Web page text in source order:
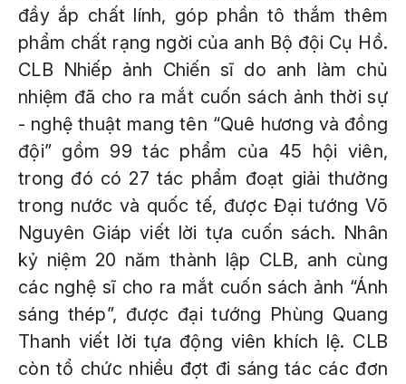
đầy ắp chất lính, góp phần tô thắm thêm
phẩm chất rạng ngời của anh Bộ đội Cụ Hồ.
CLB Nhiếp ảnh Chiến sĩ do anh làm chủ
nhiệm đã cho ra mắt cuốn sách ảnh thời sự
- nghệ thuật mang tên “Quê hương và đồng
đội” gồm 99 tác phẩm của 45 hội viên,
trong đó có 27 tác phẩm đoạt giải thưởng
trong nước và quốc tế, được Đại tướng Võ
Nguyên Giáp viết lời tựa cuốn sách. Nhân
kỷ niệm 20 năm thành lập CLB, anh cùng
các nghệ sĩ cho ra mắt cuốn sách ảnh “Ánh
sáng thép”, được đại tướng Phùng Quang
Thanh viết lời tựa động viên khích lệ. CLB
còn tổ chức nhiều đợt đi sáng tác các đơn